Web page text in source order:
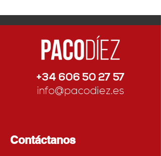
Parla
+34 606 50 27 57
info@pacodiez.es
Contáctanos